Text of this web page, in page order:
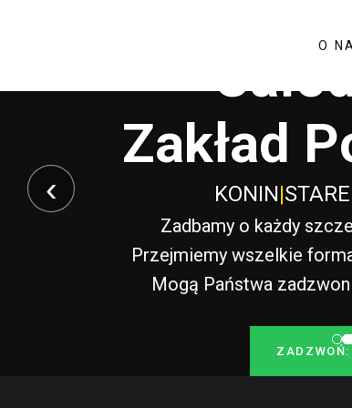
O
Zakład
KONIN|
Zadbamy o każdy
Przejmiemy wszelkie
Mogą Państwa
‹